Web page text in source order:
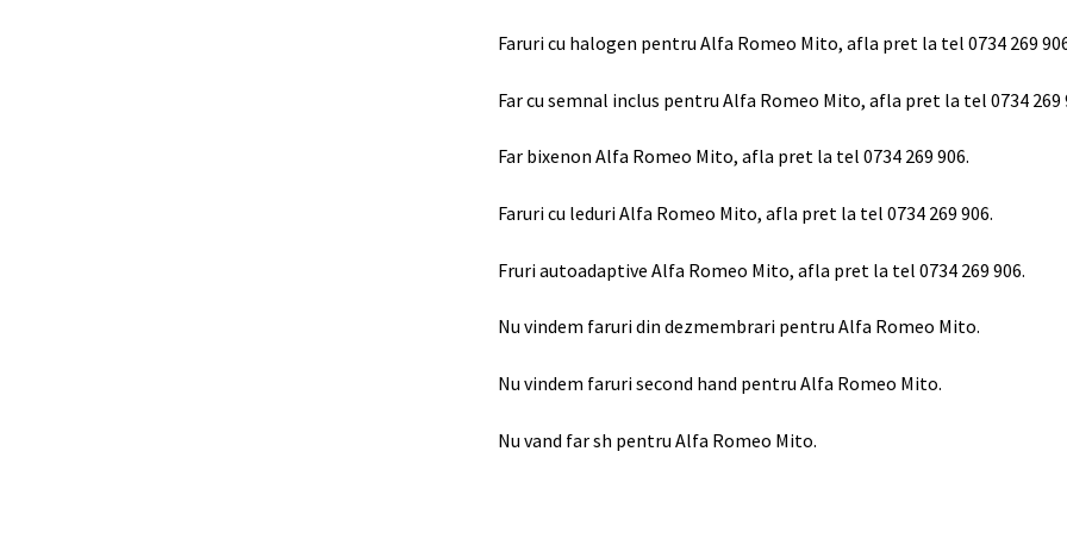
Faruri cu halogen pentru Alfa Romeo Mito, afla pret la tel 0734 269
Far cu semnal inclus pentru Alfa Romeo Mito, afla pret la tel 0734 269
Far bixenon Alfa Romeo Mito, afla pret la tel 0734 269 906.
Faruri cu leduri Alfa Romeo Mito, afla pret la tel 0734 269 906.
Fruri autoadaptive Alfa Romeo Mito, afla pret la tel 0734 269 906.
Nu vindem faruri din dezmembrari pentru Alfa Romeo Mito.
Nu vindem faruri second hand pentru Alfa Romeo Mito.
Nu vand far sh pentru Alfa Romeo Mito.